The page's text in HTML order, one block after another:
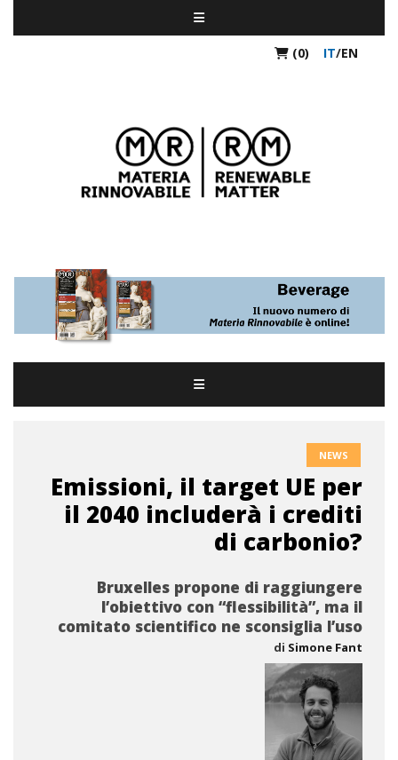
(0) IT/EN
NEWS
Emissioni, il target UE per
il 2040 includerà i crediti
di carbonio?
Bruxelles propone di raggiungere
l’obiettivo con “flessibilità”, ma il
comitato scientifico ne sconsiglia l’uso
di Simone Fant